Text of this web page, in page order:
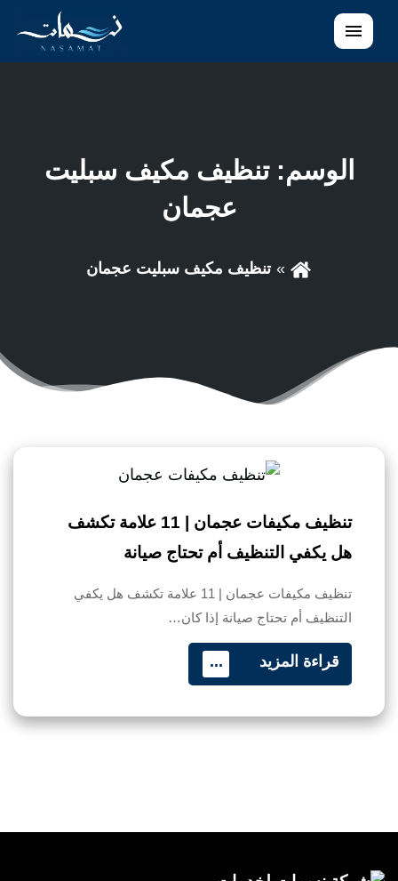
القائمة
الوسم:تنظيف مكيف سبليت
عجمان
تنظيف مكيف سبليت عجمان
تنظيف مكيفات عجمان | 11 علامة تكشف
هل يكفي التنظيف أم تحتاج صيانة
تنظيف مكيفات عجمان | 11 علامة تكشف هل يكفي
التنظيف أم تحتاج صيانة إذا كان…
قراءة المزيد ...